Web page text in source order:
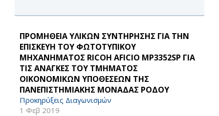
ΠΡΟΜΗΘΕΙΑ ΥΛΙΚΩΝ ΣΥΝΤΗΡΗΣΗΣ ΓΙΑ ΤΗΝ
ΕΠΙΣΚΕΥΗ ΤΟΥ ΦΩΤΟΤΥΠΙΚΟΥ
ΜΗΧΑΝΗΜΑΤΟΣ RICOH AFICIO MP3352SP ΓΙΑ
ΤΙΣ ΑΝΑΓΚΕΣ ΤΟΥ ΤΜΗΜΑΤΟΣ
ΟΙΚΟΝΟΜΙΚΩΝ ΥΠΟΘΕΣΕΩΝ ΤΗΣ
ΠΑΝΕΠΙΣΤΗΜΙΑΚΗΣ ΜΟΝΑΔΑΣ ΡΟΔΟΥ
Προκηρύξεις Διαγωνισμών
1 Φεβ 2019